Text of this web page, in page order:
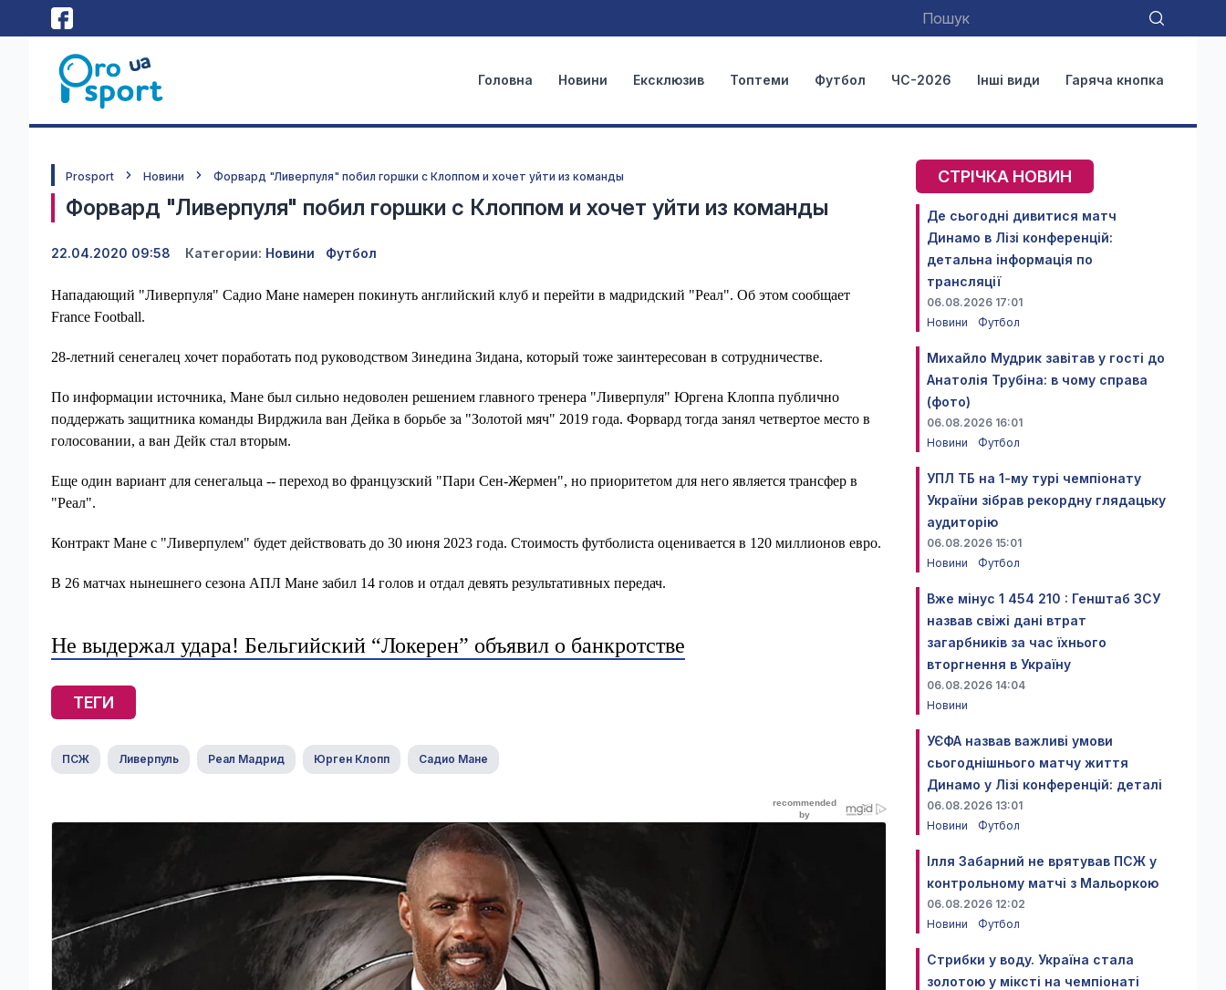
Головна Новини Ексклюзив Топтеми Футбол ЧС-2026 Інші види Гаряча кнопка
Prosport Новини Форвард "Ливерпуля" побил горшки с Клоппом и хочет уйти из команды
Форвард "Ливерпуля" побил горшки с Клоппом и хочет уйти из команды
22.04.2020 09:58 Категории: Новини Футбол
Нападающий "Ливерпуля" Садио Мане намерен покинуть английский клуб и перейти в мадридский "Реал". Об этом сообщает
France Football.
28-летний сенегалец хочет поработать под руководством Зинедина Зидана, который тоже заинтересован в сотрудничестве.
По информации источника, Мане был сильно недоволен решением главного тренера "Ливерпуля" Юргена Клоппа публично
поддержать защитника команды Вирджила ван Дейка в борьбе за "Золотой мяч" 2019 года. Форвард тогда занял четвертое место в
голосовании, а ван Дейк стал вторым.
Еще один вариант для сенегальца -- переход во французский "Пари Сен-Жермен", но приоритетом для него является трансфер в
"Реал".
Контракт Мане с "Ливерпулем" будет действовать до 30 июня 2023 года. Стоимость футболиста оценивается в 120 миллионов евро.
В 26 матчах нынешнего сезона АПЛ Мане забил 14 голов и отдал девять результативных передач.
Не выдержал удара! Бельгийский “Локерен” объявил о банкротстве
ТЕГИ
ПСЖ Ливерпуль Реал Мадрид Юрген Клопп Садио Мане
СТРІЧКА НОВИН
Де сьогодні дивитися матч
Динамо в Лізі конференцій:
детальна інформація по
трансляції
06.08.2026 17:01
Новини
Футбол
Михайло Мудрик завітав у гості до
Анатолія Трубіна: в чому справа
(фото)
06.08.2026 16:01
Новини
Футбол
УПЛ ТБ на 1-му турі чемпіонату
України зібрав рекордну глядацьку
аудиторію
06.08.2026 15:01
Новини
Футбол
Вже мінус 1 454 210 : Генштаб ЗСУ
назвав свіжі дані втрат
загарбників за час їхнього
вторгнення в Україну
06.08.2026 14:04
Новини
УЄФА назвав важливі умови
сьогоднішнього матчу життя
Динамо у Лізі конференцій: деталі
06.08.2026 13:01
Новини
Футбол
Ілля Забарний не врятував ПСЖ у
контрольному матчі з Мальоркою
06.08.2026 12:02
Новини
Футбол
Стрибки у воду. Україна стала
золотою у міксті на чемпіонаті